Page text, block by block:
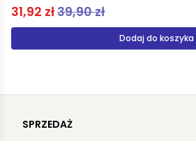
44,90 zł
Produkt niedostępny
SPRZEDAŻ